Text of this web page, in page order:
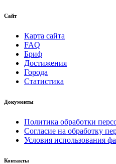
Сайт
Карта сайта
FAQ
Бриф
Достижения
Города
Статистика
Документы
Политика обработки
Согласие на обработку
Условия использования
Контакты